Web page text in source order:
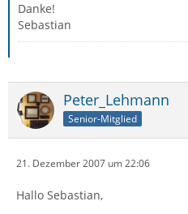
Danke!
Sebastian
Peter_Lehmann
Senior-Mitglied
21. Dezember 2007 um 22:06
Hallo Sebastian,